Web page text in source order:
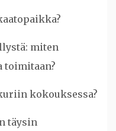
miten
toimitaan?
kokouksessa?
täysin